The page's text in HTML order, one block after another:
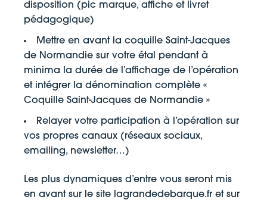
disposition (pic marque, affiche et livret
pédagogique)
Mettre en avant la coquille Saint-Jacques
de Normandie sur votre étal pendant à
minima la durée de l’affichage de l’opération
et intégrer la dénomination complète «
Coquille Saint-Jacques de Normandie »
Relayer votre participation à l’opération sur
vos propres canaux (réseaux sociaux,
emailing, newsletter…)
Les plus dynamiques d’entre vous seront mis
en avant sur le site lagrandedebarque.fr et sur